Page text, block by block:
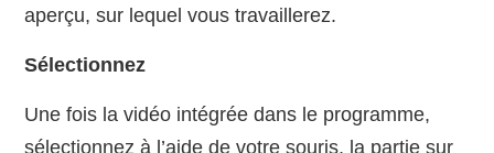
aperçu, sur lequel vous travaillerez.
Sélectionnez
Une fois la vidéo intégrée dans le programme,
sélectionnez à l’aide de votre souris, la partie sur